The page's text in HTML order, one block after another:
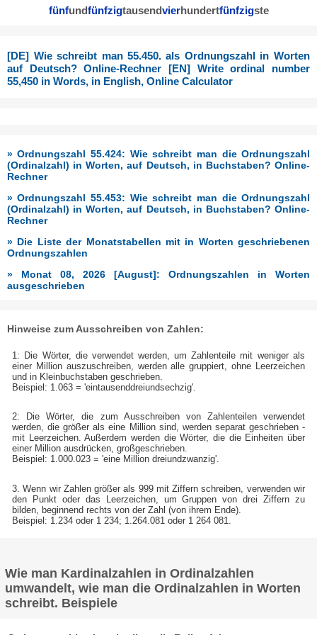
fünfundfünfzigtausendvierhundertfünfzigste
[DE] Wie schreibt man 55.450. als Ordnungszahl in Worten
auf Deutsch? Online-Rechner [EN] Write ordinal number
55,450 in Words, in English, Online Calculator
» Ordnungszahl 55.424: Wie schreibt man die Ordnungszahl
(Ordinalzahl) in Worten, auf Deutsch, in Buchstaben? Online-
Rechner
» Ordnungszahl 55.453: Wie schreibt man die Ordnungszahl
(Ordinalzahl) in Worten, auf Deutsch, in Buchstaben? Online-
Rechner
» Die Liste der Monatstabellen mit in Worten geschriebenen
Ordnungszahlen
» Monat 08, 2026 [August]: Ordnungszahlen in Worten
ausgeschrieben
Hinweise zum Ausschreiben von Zahlen:
1: Die Wörter, die verwendet werden, um Zahlenteile mit weniger als
einer Million auszuschreiben, werden alle gruppiert, ohne Leerzeichen
und in Kleinbuchstaben geschrieben.
Beispiel: 1.063 = 'eintausenddreiundsechzig'.
2: Die Wörter, die zum Ausschreiben von Zahlenteilen verwendet
werden, die größer als eine Million sind, werden separat geschrieben -
mit Leerzeichen. Außerdem werden die Wörter, die die Einheiten über
einer Million ausdrücken, großgeschrieben.
Beispiel: 1.000.023 = 'eine Million dreiundzwanzig'.
3. Wenn wir Zahlen größer als 999 mit Ziffern schreiben, verwenden wir
den Punkt oder das Leerzeichen, um Gruppen von drei Ziffern zu
bilden, beginnend rechts von der Zahl (von ihrem Ende).
Beispiel: 1.234 oder 1 234; 1.264.081 oder 1 264 081.
Wie man Kardinalzahlen in Ordinalzahlen
umwandelt, wie man die Ordinalzahlen in Worten
schreibt. Beispiele